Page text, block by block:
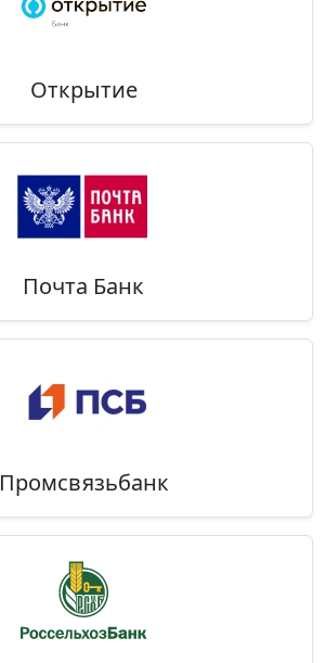
Открытие
Почта Банк
Промсвязьбанк